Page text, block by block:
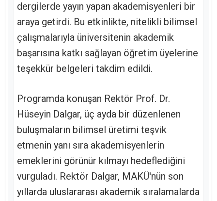
dergilerde yayın yapan akademisyenleri bir
araya getirdi. Bu etkinlikte, nitelikli bilimsel
çalışmalarıyla üniversitenin akademik
başarısına katkı sağlayan öğretim üyelerine
teşekkür belgeleri takdim edildi.
Programda konuşan Rektör Prof. Dr.
Hüseyin Dalgar, üç ayda bir düzenlenen
buluşmaların bilimsel üretimi teşvik
etmenin yanı sıra akademisyenlerin
emeklerini görünür kılmayı hedeflediğini
vurguladı. Rektör Dalgar, MAKÜ'nün son
yıllarda uluslararası akademik sıralamalarda